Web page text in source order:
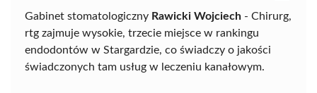
Gabinet stomatologiczny Rawicki Wojciech - Chirurg,
rtg zajmuje wysokie, trzecie miejsce w rankingu
endodontów w Stargardzie, co świadczy o jakości
świadczonych tam usług w leczeniu kanałowym.